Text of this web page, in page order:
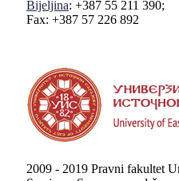
Bijeljina: +387 55 211 390;
Fax: +387 57 226 892
2009 - 2019 Pravni fakultet